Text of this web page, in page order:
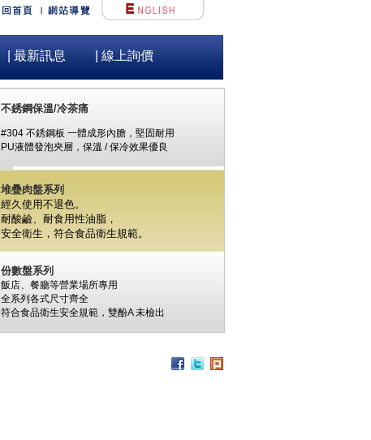
| 最新訊息 | 線上詢價
PU液體發泡夾層，保溫 / 保冷效果優良
經久使用不退色。
耐酸鹼、耐食用性油脂，
安全衛生，符合食品衛生規範。
飯店、餐廳等營業場所專用
全系列各式尺寸齊全
符合食品衛生安全規範，